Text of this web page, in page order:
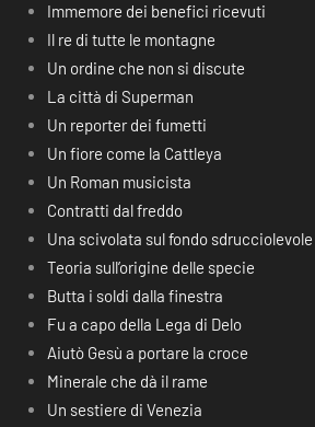
Immemore dei benefici ricevuti
Il re di tutte le montagne
Un ordine che non si discute
La città di Superman
Un reporter dei fumetti
Un fiore come la Cattleya
Un Roman musicista
Contratti dal freddo
Una scivolata sul fondo sdrucciolevole
Teoria sull’origine delle specie
Butta i soldi dalla finestra
Fu a capo della Lega di Delo
Aiutò Gesù a portare la croce
Minerale che dà il rame
Un sestiere di Venezia